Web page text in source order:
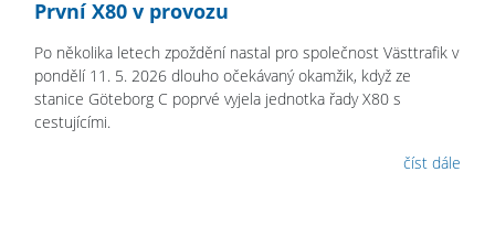
První X80 v provozu
Po několika letech zpoždění nastal pro společnost Västtrafik v
pondělí 11. 5. 2026 dlouho očekávaný okamžik, když ze
stanice Göteborg C poprvé vyjela jednotka řady X80 s
cestujícími.
číst dále